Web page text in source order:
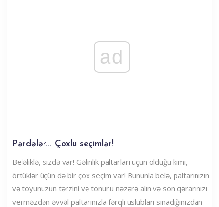
ad
Pərdələr... Çoxlu seçimlər!
Beləliklə, sizdə var! Gəlinlik paltarları üçün olduğu kimi,
örtüklər üçün də bir çox seçim var! Bununla belə, paltarınızın
və toyunuzun tərzini və tonunu nəzərə alın və son qərarınızı
verməzdən əvvəl paltarınızla fərqli üslubları sınadığınızdan